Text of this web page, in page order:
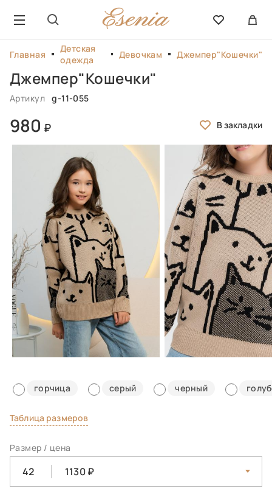
Главная
Детская
одежда
Девочкам Джемпер"Кошечки"
Джемпер"Кошечки"
Артикул g-11-055
980
горчица серый черный
Таблица размеров
Размер / цена
42 1130